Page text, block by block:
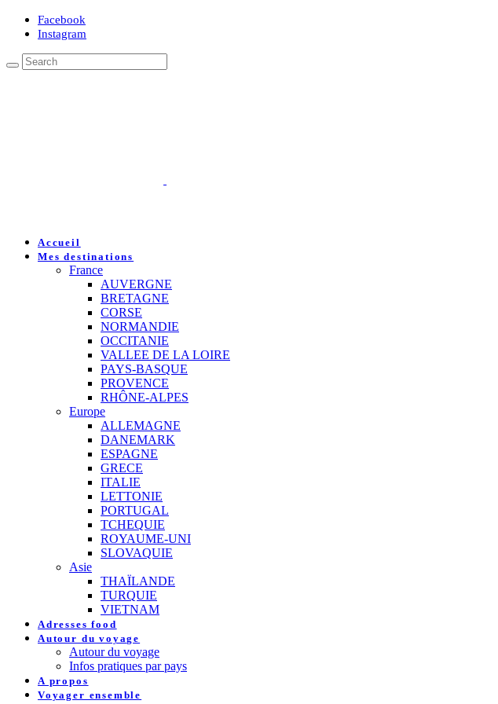
Facebook
Instagram
Accueil
Mes destinations
France
AUVERGNE
BRETAGNE
CORSE
NORMANDIE
OCCITANIE
VALLEE DE LA LOIRE
PAYS-BASQUE
PROVENCE
RHÔNE-ALPES
Europe
ALLEMAGNE
DANEMARK
ESPAGNE
GRECE
ITALIE
LETTONIE
PORTUGAL
TCHEQUIE
ROYAUME-UNI
SLOVAQUIE
Asie
THAÏLANDE
TURQUIE
VIETNAM
Adresses food
Autour du voyage
Autour du voyage
Infos pratiques par pays
A propos
Voyager ensemble